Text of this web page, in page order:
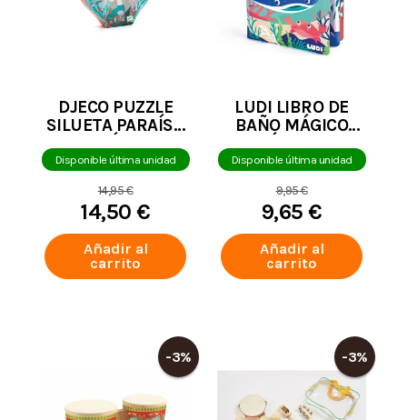
DJECO PUZZLE
SILUETA PARAÍSO
ACUÁTICO
Disponible última unidad
14,95 €
14,50 €
Añadir al
carrito
LUDI LIBRO DE
BAÑO MÁGICO
(MÍN. 2 U.)
Disponible última unidad
9,95 €
9,65 €
Añadir al
carrito
-3% -3%